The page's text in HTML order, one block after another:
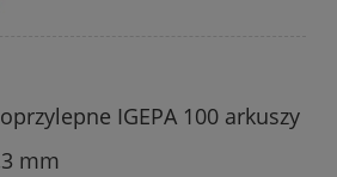
IGEPA 100 arkuszy
mm